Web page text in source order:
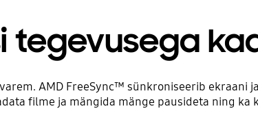
tegevusega
AMD FreeSync™ sünkroniseerib ekraani
filme ja mängida mänge pausideta ning ka